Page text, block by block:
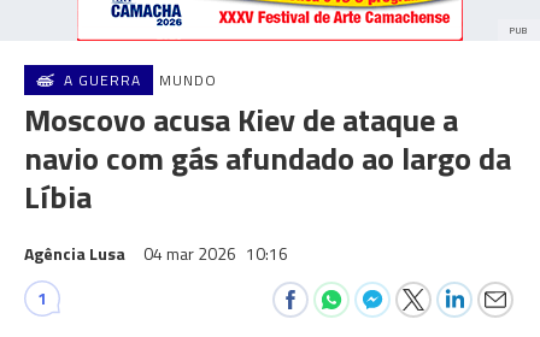
PUB
A GUERRA MUNDO
Moscovo acusa Kiev de ataque a
navio com gás afundado ao largo da
Líbia
Agência Lusa 04 mar 2026 10:16
1